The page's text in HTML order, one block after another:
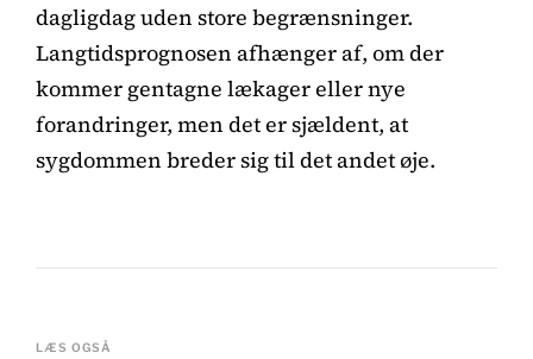
dagligdag uden store begrænsninger.
Langtidsprognosen afhænger af, om der
kommer gentagne lækager eller nye
forandringer, men det er sjældent, at
sygdommen breder sig til det andet øje.
LÆS OGSÅ